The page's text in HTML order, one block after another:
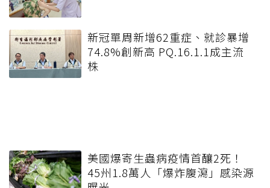
新冠單周新增62重症、就診暴增
74.8%創新高 PQ.16.1.1成主流
株
美國爆寄生蟲病疫情首釀2死！
45州1.8萬人「爆炸腹瀉」感染源